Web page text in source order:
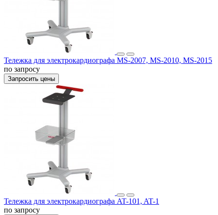
Тележка для электрокардиографа MS-2007, MS-2010, MS-2015
по запросу
Запросить цены
Тележка для электрокардиографа AT-101, AT-1
по запросу